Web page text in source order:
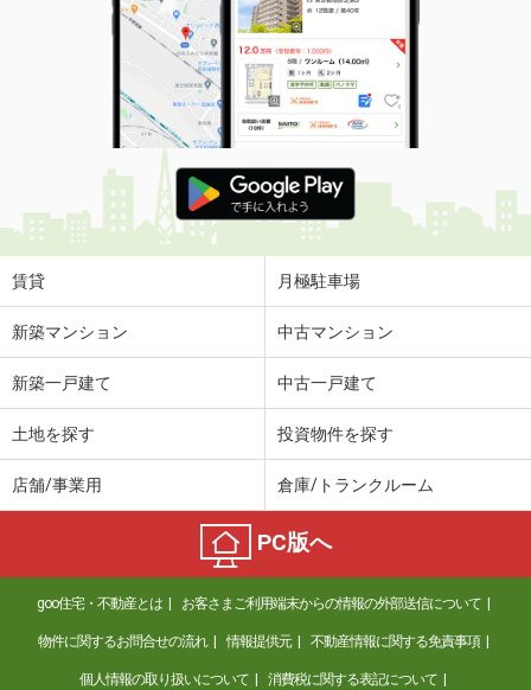
価 格
4.60万円
住 所
福島県郡山市字十貫河原
専有面積 23.18m²
間取り
1K
福島県福島市小倉寺字中ノ内
価 格
4.20万円
住 所
福島県福島市小倉寺字中ノ内
専有面積
福島県郡山市田村町徳定字下河原
4.10万円
福島県福島市大森字城ノ内
6.10万円
住 所
福島県福島市大森字城ノ内
専有面積 53.34m²
間取り
1LDK
福島県福島市飯坂町湯野字銚子口
賃貸 月極駐車場
新築マンション 中古マンション
新築一戸建て 中古一戸建て
土地を探す 投資物件を探す
店舗/事業用 倉庫/トランクルーム
PC版へ
goo住宅・不動産とは お客さまご利用端末からの情報の外部送信について
物件に関するお問合せの流れ 情報提供元 不動産情報に関する免責事項
個人情報の取り扱いについて 消費税に関する表記について